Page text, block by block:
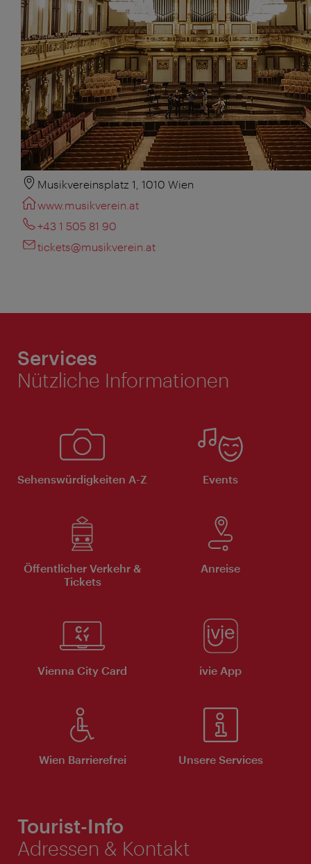
Musikvereinsplatz 1, 1010 Wien
www.musikverein.at
+43 1 505 81 90
tickets@musikverein.at
Services
Nützliche Informationen
Sehenswürdigkeiten A-Z Events
Öffentlicher Verkehr &
Tickets
Anreise
Vienna City Card ivie App
Wien Barrierefrei Unsere Services
Tourist-Info
Adressen & Kontakt